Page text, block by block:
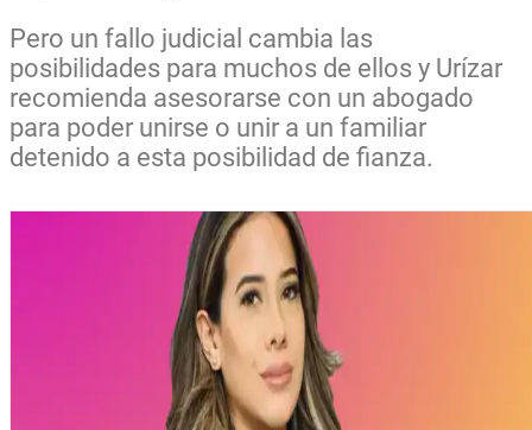
Pero un fallo judicial cambia las
posibilidades para muchos de ellos y Urízar
recomienda asesorarse con un abogado
para poder unirse o unir a un familiar
detenido a esta posibilidad de fianza.